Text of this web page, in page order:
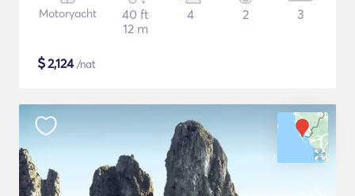
Motoryacht
40 ft
12 m
4 2 3
$2,124/nat